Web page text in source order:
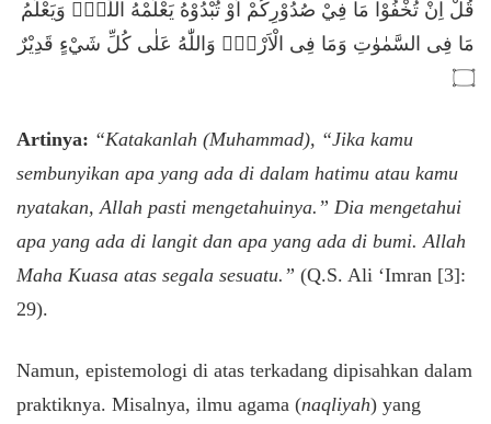
​قُلْ اِنْ تُخْفُوْا مَا فِيْ صُدُوْرِكُمْ اَوْ تُبْدُوْهُ يَعْلَمْهُ اللّٰهُۗ وَيَعْلَمُ
مَا فِى السَّمٰوٰتِ وَمَا فِى الْاَرْضِۗ وَاللّٰهُ عَلٰى كُلِّ شَيْءٍ قَدِيْرٌ
۝
Artinya: “Katakanlah (Muhammad), “Jika kamu
sembunyikan apa yang ada di dalam hatimu atau kamu
nyatakan, Allah pasti mengetahuinya.” Dia mengetahui
apa yang ada di langit dan apa yang ada di bumi. Allah
Maha Kuasa atas segala sesuatu.” (Q.S. Ali ‘Imran [3]:
29).
​Namun, epistemologi di atas terkadang dipisahkan dalam
praktiknya. Misalnya, ilmu agama (naqliyah) yang